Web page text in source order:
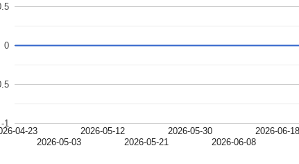
04-23
2026-05-03
2026-05-12
2026-05-21
2026-05-30
2026-06-08
2026-06-18
-1
0